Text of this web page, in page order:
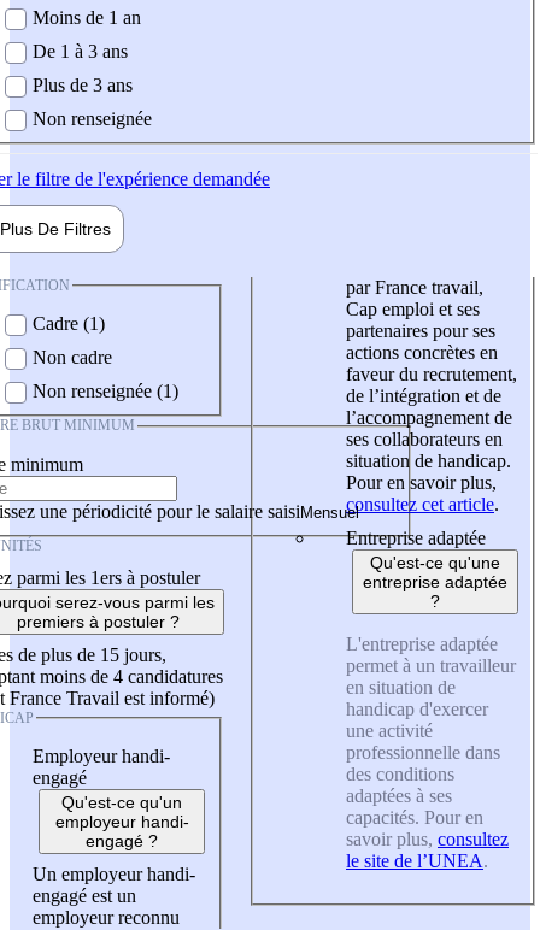
demandée
Moins de 1 an
De 1 à 3 ans
Plus de 3 ans
Non renseignée
le filtre de l'expérience demandée
Plus De Filtres
Cadre (1)
Non cadre
Non renseignée (1)
BRUT MINIMUM
minimum
une périodicité pour le salaire saisi
parmi les 1ers à postuler
serez-vous parmi les
premiers à postuler ?
de plus de 15 jours,
moins de 4 candidatures
France Travail est informé)
Employeur handi-
engagé
Qu'est-ce qu'un
employeur handi-
engagé ?
Un employeur handi-
engagé est un
employeur reconnu
par France travail,
Cap emploi et ses
partenaires pour ses
actions concrètes en
faveur du recrutement,
de l’intégration et de
l’accompagnement de
ses collaborateurs en
situation de handicap.
Pour en savoir plus,
consultez cet article.
Entreprise adaptée
Qu'est-ce qu'une
entreprise adaptée
?
L'entreprise adaptée
permet à un travailleur
en situation de
handicap d'exercer
une activité
professionnelle dans
des conditions
adaptées à ses
capacités. Pour en
savoir plus, consultez
le site de l’UNEA.